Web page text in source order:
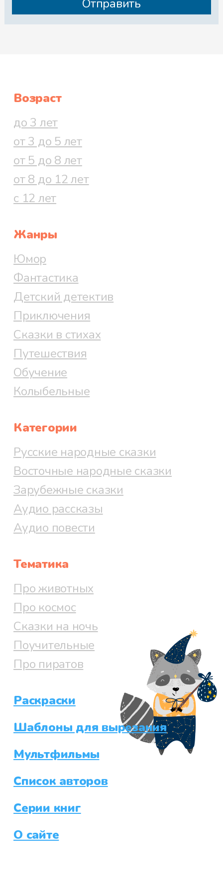
Возраст
до 3 лет
от 3 до 5 лет
от 5 до 8 лет
от 8 до 12 лет
с 12 лет
Жанры
Юмор
Фантастика
Детский детектив
Приключения
Сказки в стихах
Путешествия
Обучение
Колыбельные
Категории
Русские народные сказки
Восточные народные сказки
Зарубежные сказки
Аудио рассказы
Аудио повести
Тематика
Про животных
Про космос
Сказки на ночь
Поучительные
Про пиратов
Раскраски
Шаблоны для вырезания
Мультфильмы
Список авторов
Серии книг
О сайте